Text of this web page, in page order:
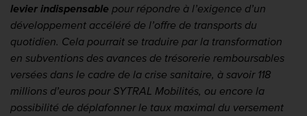
levier indispensable pour répondre à l’exigence d’un
développement accéléré de l’offre de transports du
quotidien. Cela pourrait se traduire par la transformation
en subventions des avances de trésorerie remboursables
versées dans le cadre de la crise sanitaire, à savoir 118
millions d’euros pour SYTRAL Mobilités, ou encore la
possibilité de déplafonner le taux maximal du versement